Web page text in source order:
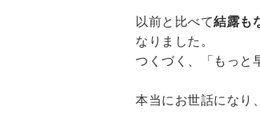
以前と比べて結露も
なりました。
つくづく、「もっと
本当にお世話になり